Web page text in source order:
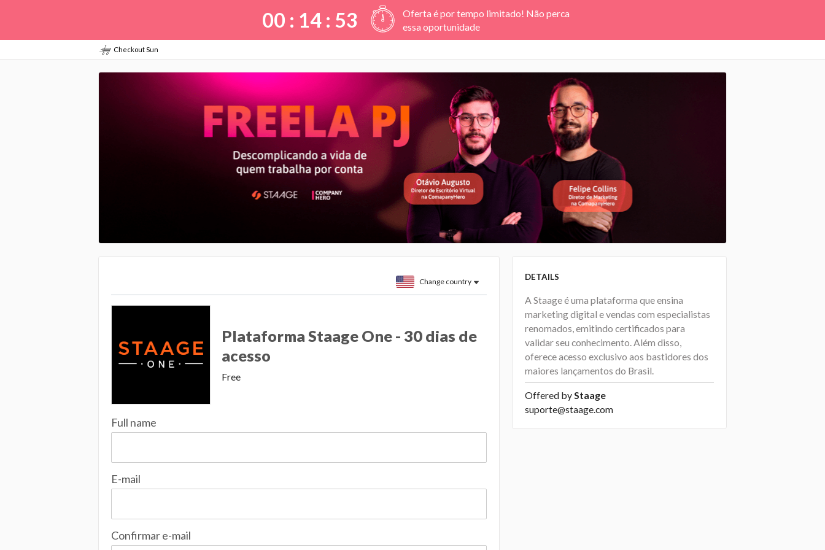
00 : 14: 52
Oferta é por tempo limitado! Não perca
essa oportunidade
Checkout Sun
Change country
Plataforma Staage One - 30 dias de
acesso
Free
Full name
E-mail
Confirmar e-mail
DETAILS
A Staage é uma plataforma que ensina
marketing digital e vendas com especialistas
renomados, emitindo certificados para
validar seu conhecimento. Além disso,
oferece acesso exclusivo aos bastidores dos
maiores lançamentos do Brasil.
Offered byStaage
suporte@staage.com